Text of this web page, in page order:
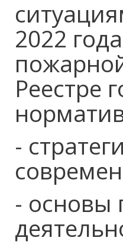
2022
Реестре
-
- основы